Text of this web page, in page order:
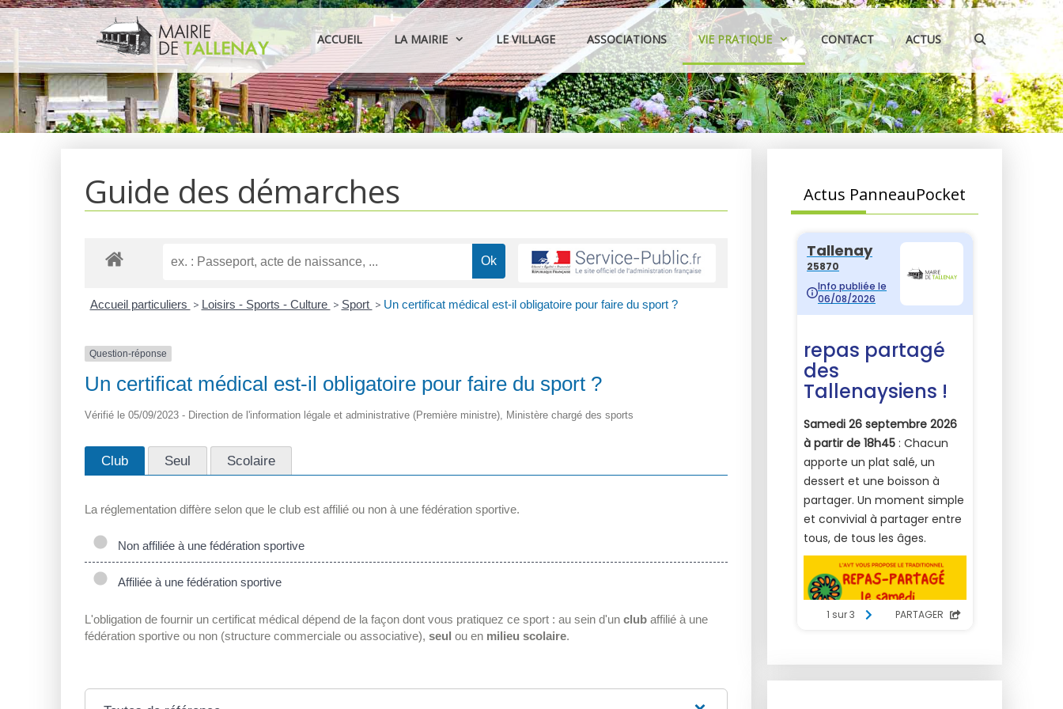
Aller
au
contenu
ACCUEIL LA MAIRIE LE VILLAGE ASSOCIATIONS VIE PRATIQUE CONTACT ACTUS
Guide des démarches
Accueil particuliers > Loisirs - Sports - Culture > Sport > Un certificat médical est-il obligatoire pour faire du sport ?
Question-réponse
Un certificat médical est-il obligatoire pour faire du sport ?
Vérifié le 05/09/2023 - Direction de l'information légale et administrative (Première ministre), Ministère chargé des sports
Club Seul Scolaire
La réglementation diffère selon que le club est affilié ou non à une fédération sportive.
Non affiliée à une fédération sportive
Affiliée à une fédération sportive
L'obligation de fournir un certificat médical dépend de la façon dont vous pratiquez ce sport : au sein d'un club affilié à une
fédération sportive ou non (structure commerciale ou associative), seul ou en milieu scolaire.
Actus PanneauPocket